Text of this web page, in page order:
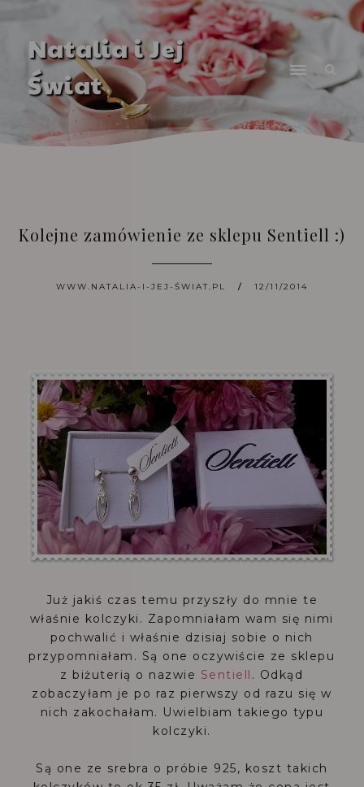
Natalia i Jej
Świat
Kolejne zamówienie ze sklepu Sentiell :)
WWW.NATALIA-I-JEJ-ŚWIAT.PL 12/11/2014
Już jakiś czas temu przyszły do mnie te
właśnie kolczyki. Zapomniałam wam się nimi
pochwalić i właśnie dzisiaj sobie o nich
przypomniałam. Są one oczywiście ze sklepu
z biżuterią o nazwie Sentiell . Odkąd
zobaczyłam je po raz pierwszy od razu się w
nich zakochałam. Uwielbiam takiego typu
kolczyki.
Są one ze srebra o próbie 925, koszt takich